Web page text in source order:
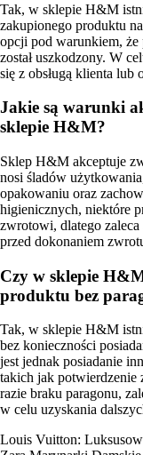
Tak, w sklepie H&M
zakupionego produktu
opcji pod warunkiem,
został uszkodzony. W
się z obsługą klienta
Jakie są warunki
sklepie H&M?
Sklep H&M akceptuje
nosi śladów
opakowaniu oraz
higienicznych, niektóre
zwrotowi, dlatego
przed dokonaniem
Czy w sklepie
produktu bez
Tak, w sklepie H&M
bez konieczności
jest jednak posiadanie
takich jak potwierdzenie
razie braku paragonu,
w celu uzyskania
Louis Vuitton: